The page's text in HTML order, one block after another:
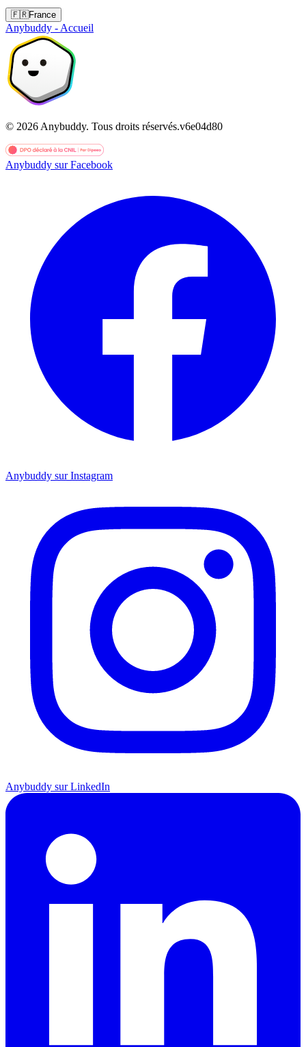
🇫🇷France
Anybuddy - Accueil
© 2026 Anybuddy. Tous droits réservés.v6e04d80
Anybuddy sur Facebook
Anybuddy sur Instagram
Anybuddy sur LinkedIn